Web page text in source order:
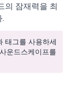
의 잠재력을 최
태그를 사용하세
운드스케이프를